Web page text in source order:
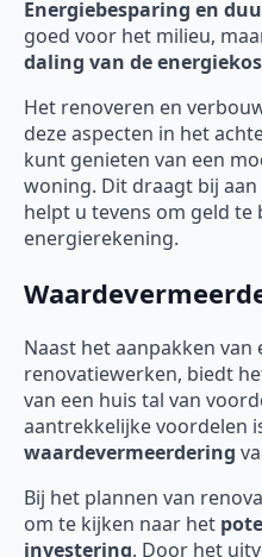
Energiebesparing en
goed voor het milieu,
daling van de
Het renoveren en
deze aspecten in het
kunt genieten van een
woning. Dit draagt bij
helpt u tevens om geld te
energierekening.
Naast het aanpakken van
renovatiewerken, biedt
van een huis tal van
aantrekkelijke voordelen
waardevermeerdering
Bij het plannen van
om te kijken naar het
investering. Door het